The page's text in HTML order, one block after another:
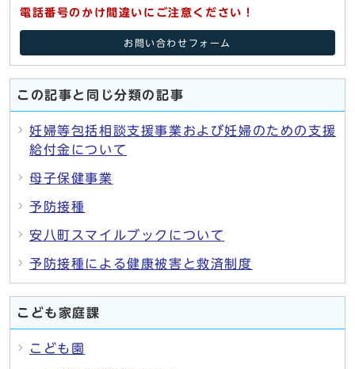
電話番号のかけ間違いにご注意ください！
お問い合わせフォーム
この記事と同じ分類の記事
妊婦等包括相談支援事業および妊婦のための支援
給付金について
母子保健事業
予防接種
安八町スマイルブックについて
予防接種による健康被害と救済制度
こども家庭課
こども園